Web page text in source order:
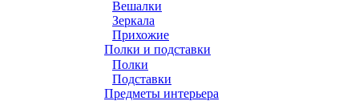
Вешалки
Зеркала
Прихожие
Полки и подставки
Полки
Подставки
Предметы интерьера